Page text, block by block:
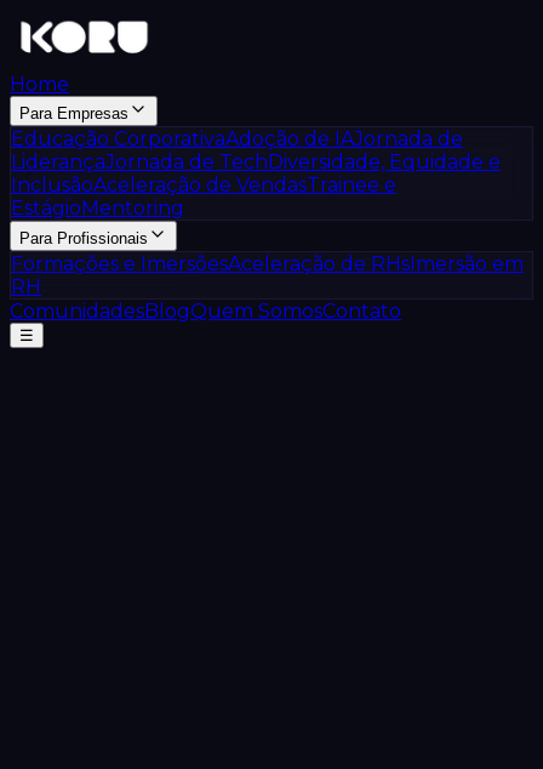
Home
Para Empresas
Educação CorporativaAdoção de IAJornada de
LiderançaJornada de TechDiversidade, Equidade e
InclusãoAceleração de VendasTrainee e
EstágioMentoring
Para Profissionais
Formações e ImersõesAceleração de RHsImersão em
RH
ComunidadesBlogQuem SomosContato
☰